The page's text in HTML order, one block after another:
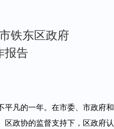
铁东区政府
报告
凡的一年。在市委、市政府和
区政协的监督支持下，区政府认